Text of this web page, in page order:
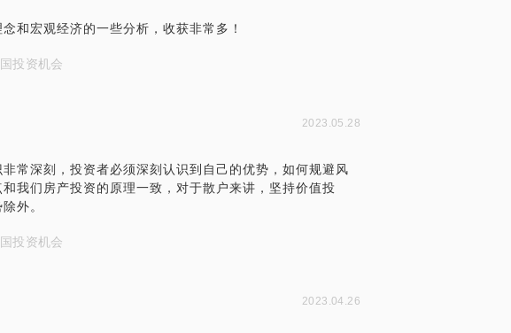
和宏观经济的一些分析，收获非常多！
投资机会
2023.05.28
常深刻，投资者必须深刻认识到自己的优势，如何规避风
我们房产投资的原理一致，对于散户来讲，坚持价值投
外。
投资机会
2023.04.26